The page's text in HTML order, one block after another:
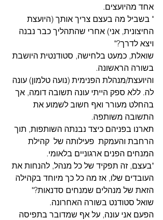
אחד מהיועצים.
" בשביל מה בעצם צריך אותך (היועצת
החיצונית, אני) אחרי שהתהליך כבר נבנה
ויצא לדרך?"
שואלת, כמעט בלחישה, סטודנטית היושבת
בשורה הראשונה.
והיועצת/מנהלת הפנימית (נועה טלמון) עונה
לה. ללא ספק הייתי עונה תשובה דומה, אך
בהחלט מעורר ואף חשוב לשמוע את
התשובה משותפה.
תארנו בפניהם כיצד נבנתה השותפות, תוך
הרחבת והעמקת  פעילותה של  קהילת
המנחים הפנים ארגוניים בלאומי.
"בעצם, זה תפקיד של כל מנהל, להנחות את
העובדים שלו, אז מה כל כך מיוחד בקהילה
הזאת של מנהלים שמנחים סדנאות?"
שואל סטודנט בשורה האחרונה.
הפעם אני עונה, על אף שמדובר בתפיסה